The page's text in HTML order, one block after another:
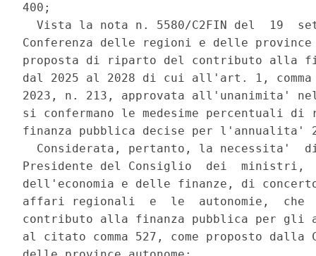
400;
Vista la nota n. 5580/C2FIN del  19
Conferenza delle regioni e delle province
proposta di riparto del contributo alla
dal 2025 al 2028 di cui all'art. 1, comma
2023, n. 213, approvata all'unanimita'
si confermano le medesime percentuali
finanza pubblica decise per l'annualita'
Considerata, pertanto, la necessita'
Presidente del Consiglio  dei  ministri,
dell'economia e delle finanze, di
affari regionali  e  le  autonomie,
contributo alla finanza pubblica per gli
al citato comma 527, come proposto